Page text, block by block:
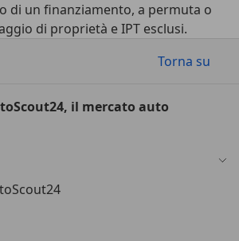
di un finanziamento, a permuta o
di proprietà e IPT esclusi.
Torna su
il mercato auto